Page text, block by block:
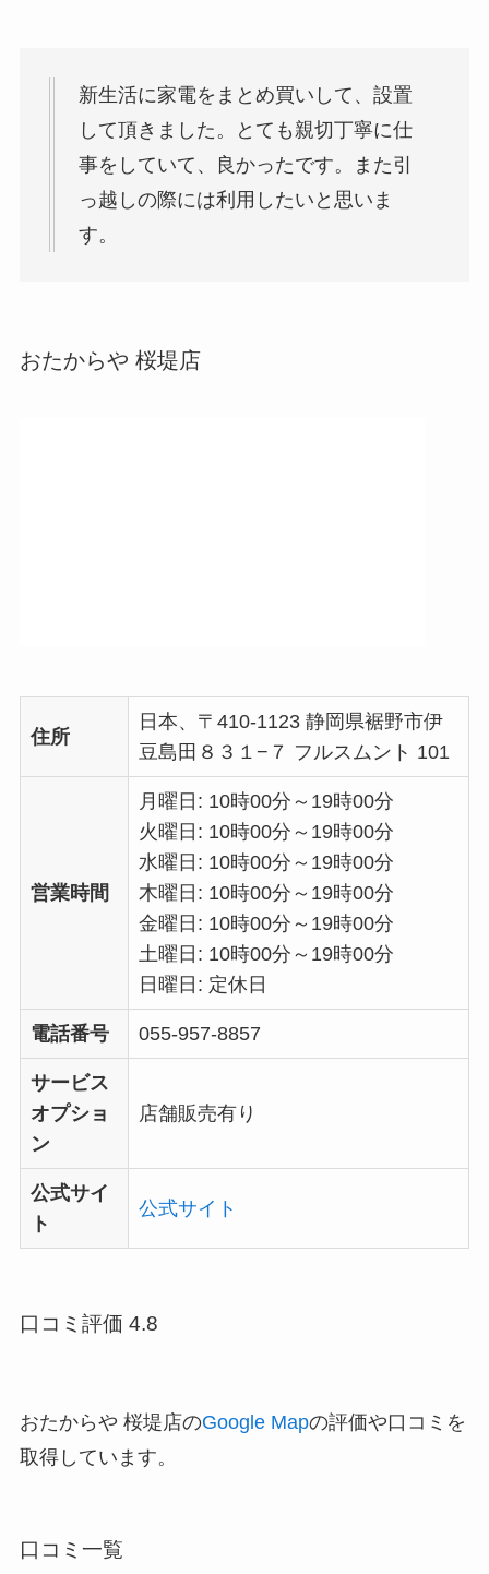
新生活に家電をまとめ買いして、設置
して頂きました。とても親切丁寧に仕
事をしていて、良かったです。また引
っ越しの際には利用したいと思いま
す。
おたからや 桜堤店
住所
日本、〒410-1123 静岡県裾野市伊
豆島田８３１−７ フルスムント 101
営業時間
月曜日: 10時00分～19時00分
火曜日: 10時00分～19時00分
水曜日: 10時00分～19時00分
木曜日: 10時00分～19時00分
金曜日: 10時00分～19時00分
土曜日: 10時00分～19時00分
日曜日: 定休日
電話番号 055-957-8857
サービス
オプショ
ン
店舗販売有り
公式サイ
ト
公式サイト
口コミ評価 4.8
おたからや 桜堤店のGoogle Mapの評価や口コミを
取得しています。
口コミ一覧